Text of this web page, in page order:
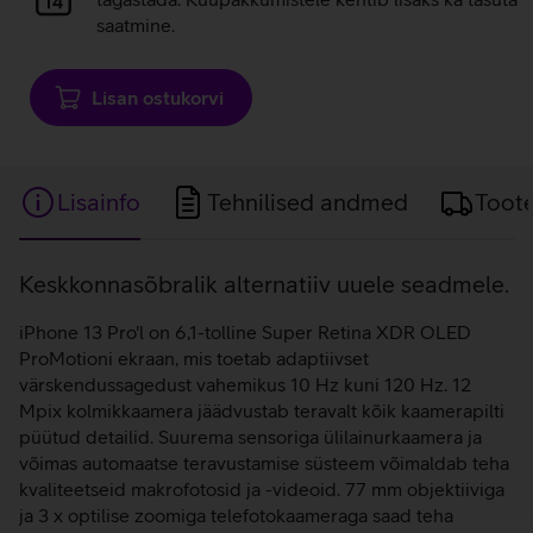
saatmine.
Lisan ostukorvi
Lisainfo Tehnilised andmed
Lisainfo
Keskkonnasõbralik alternatiiv uuele seadmele.
iPhone 13 Pro'l on 6,1-tolline Super Retina XDR OLED
ProMotioni ekraan, mis toetab adaptiivset
värskendussagedust vahemikus 10 Hz kuni 120 Hz. 12
Mpix kolmikkaamera jäädvustab teravalt kõik kaamerapilti
püütud detailid. Suurema sensoriga ülilainurkaamera ja
võimas automaatse teravustamise süsteem võimaldab teha
kvaliteetseid makrofotosid ja -videoid. 77 mm objektiiviga
ja 3 x optilise zoomiga telefotokaameraga saad teha